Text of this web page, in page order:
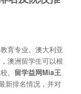
育专业。澳大利亚
澳洲留学生可以根
。 留学益网Mia王
新排名情况，并对